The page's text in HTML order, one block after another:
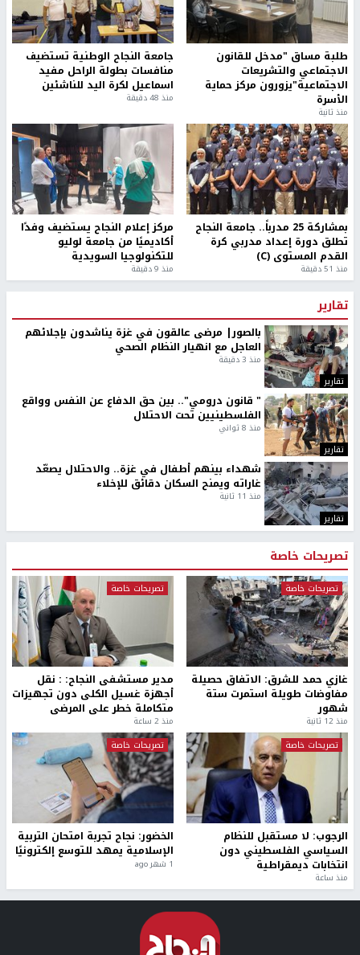
طلبة مساق "مدخل للقانون
الاجتماعي والتشريعات
الاجتماعية"يزورون مركز حماية
الأسرة
منذ ثانية
جامعة النجاح الوطنية تستضيف
منافسات بطولة الراحل مفيد
اسماعيل لكرة اليد للناشئين
منذ 48 دقيقة
بمشاركة 25 مدرباً.. جامعة النجاح
تطلق دورة إعداد مدربي كرة
القدم المستوى (C)
منذ 51 دقيقة
مركز إعلام النجاح يستضيف وفدًا
أكاديميًا من جامعة لوليو
للتكنولوجيا السويدية
منذ 9 دقيقة
تقارير
تقارير
بالصور| مرضى عالقون في غزة يناشدون بإجلائهم
العاجل مع انهيار النظام الصحي
منذ 3 دقيقة
تقارير
" قانون درومي".. بين حق الدفاع عن النفس وواقع
الفلسطينيين تحت الاحتلال
منذ 8 ثواني
تقارير
شهداء بينهم أطفال في غزة.. والاحتلال يصعّد
غاراته ويمنح السكان دقائق للإخلاء
منذ 11 ثانية
تصريحات خاصة
تصريحات خاصة
غازي حمد للشرق: الاتفاق حصيلة
مفاوضات طويلة استمرت ستة
شهور
منذ 12 ثانية
تصريحات خاصة
مدير مستشفى النجاح: : نقل
أجهزة غسيل الكلى دون تجهيزات
متكاملة خطر على المرضى
منذ 2 ساعة
تصريحات خاصة
الرجوب: لا مستقبل للنظام
السياسي الفلسطيني دون
انتخابات ديمقراطية
منذ ساعة
تصريحات خاصة
الخضور: نجاح تجربة امتحان التربية
الإسلامية يمهد للتوسع إلكترونيًا
1 شهر ago